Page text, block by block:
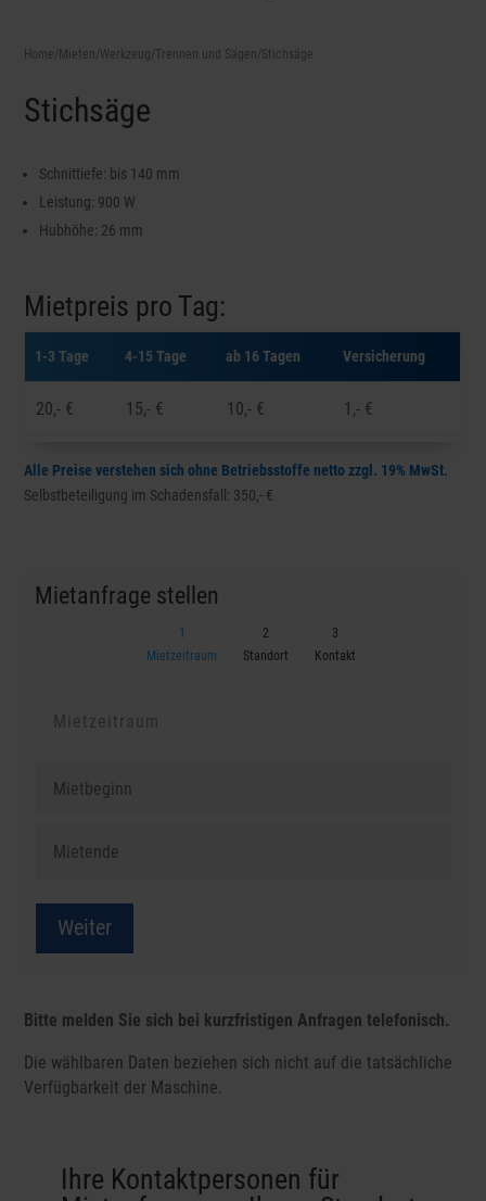
Home /Mieten /Werkzeug /Trennen und Sägen /Stichsäge
Stichsäge
Schnittiefe: bis 140 mm
Leistung: 900 W
Hubhöhe: 26 mm
Mietpreis pro Tag:
1-3 Tage 4-15 Tage ab 16 Tagen Versicherung
20,- € 15,- € 10,- € 1,- €
Alle Preise verstehen sich ohne Betriebsstoffe netto zzgl. 19% MwSt.
Selbstbeteiligung im Schadensfall: 350,- €
Mietanfrage stellen
Mietzeitraum Standort Kontakt
Weiter
Bitte melden Sie sich bei kurzfristigen Anfragen telefonisch.
Die wählbaren Daten beziehen sich nicht auf die tatsächliche
Verfügbarkeit der Maschine.
Ihre Kontaktpersonen für